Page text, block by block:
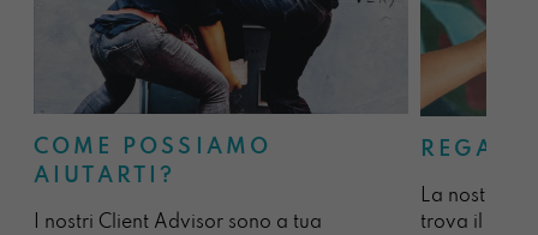
COME POSSIAMO
AIUTARTI?
I nostri Client Advisor sono a tua
La nostra
trova il